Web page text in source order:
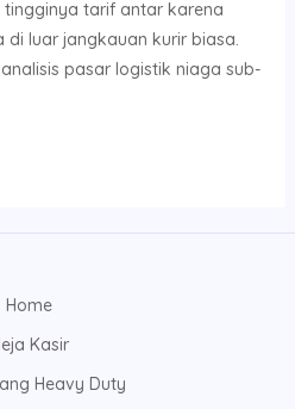
tarif antar karena
luar jangkauan kurir biasa.
pasar logistik niaga sub-
Home
Kasir
Heavy Duty